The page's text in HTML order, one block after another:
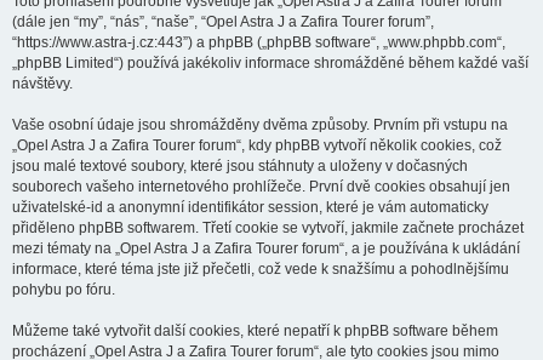
(dále jen “my”, “nás”, “naše”, “Opel Astra J a Zafira Tourer forum”,
“https://www.astra-j.cz:443”) a phpBB („phpBB software“, „www.phpbb.com“,
„phpBB Limited“) používá jakékoliv informace shromážděné během každé vaší
návštěvy.
Vaše osobní údaje jsou shromážděny dvěma způsoby. Prvním při vstupu na
„Opel Astra J a Zafira Tourer forum“, kdy phpBB vytvoří několik cookies, což
jsou malé textové soubory, které jsou stáhnuty a uloženy v dočasných
souborech vašeho internetového prohlížeče. První dvě cookies obsahují jen
uživatelské-id a anonymní identifikátor session, které je vám automaticky
přiděleno phpBB softwarem. Třetí cookie se vytvoří, jakmile začnete procházet
mezi tématy na „Opel Astra J a Zafira Tourer forum“, a je používána k ukládání
informace, které téma jste již přečetli, což vede k snažšímu a pohodlnějšímu
pohybu po fóru.
Můžeme také vytvořit další cookies, které nepatří k phpBB software během
procházení „Opel Astra J a Zafira Tourer forum“, ale tyto cookies jsou mimo